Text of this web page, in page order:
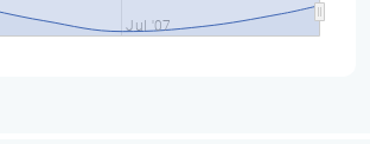
Jul '07